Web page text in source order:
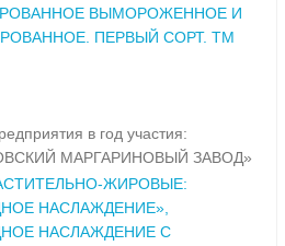
ВЫМОРОЖЕННОЕ И
ПЕРВЫЙ СОРТ. ТМ
в год участия:
МАРГАРИНОВЫЙ ЗАВОД»
ЖИРОВЫЕ:
НАСЛАЖДЕНИЕ»,
НАСЛАЖДЕНИЕ С